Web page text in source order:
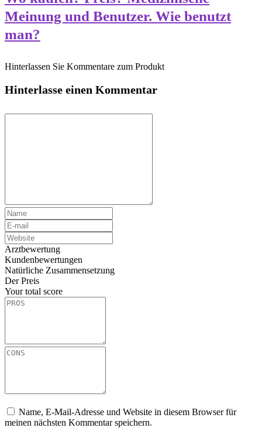
Meinung und Benutzer. Wie benutzt
man?
Hinterlassen Sie Kommentare zum Produkt
Hinterlasse einen Kommentar
Arztbewertung
Kundenbewertungen
Natürliche Zusammensetzung
Der Preis
Your total score
Name, E-Mail-Adresse und Website in diesem Browser für
meinen nächsten Kommentar speichern.